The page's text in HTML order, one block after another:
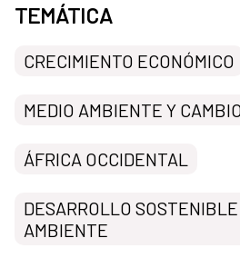
TEMÁTICA
CRECIMIENTO ECONÓMICO
MEDIO AMBIENTE Y
ÁFRICA OCCIDENTAL
DESARROLLO
AMBIENTE